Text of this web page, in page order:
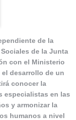
de la
de la Junta
con el Ministerio
desarrollo de un
conocer la
especialistas en las
y armonizar la
humanos a nivel